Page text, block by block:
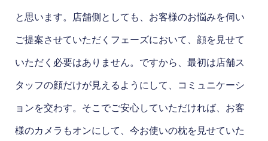
と思います。店舗側としても、お客様のお悩みを伺い
ご提案させていただくフェーズにおいて、顔を見せて
いただく必要はありません。ですから、最初は店舗ス
タッフの顔だけが見えるようにして、コミュニケーシ
ョンを交わす。そこでご安心していただければ、お客
様のカメラもオンにして、今お使いの枕を見せていた